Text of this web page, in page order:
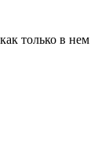
только в нем